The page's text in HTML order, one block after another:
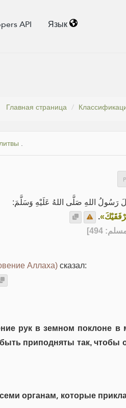
API Язык
Главная страница
.
رَسُولُ اللهِ صَلَّى اللهُ عَلَيْهِ وَسَلَّمَ:
.
494]
Аллаха) сказал:
рук в земном поклоне в
приподняты так, чтобы
органам, которые